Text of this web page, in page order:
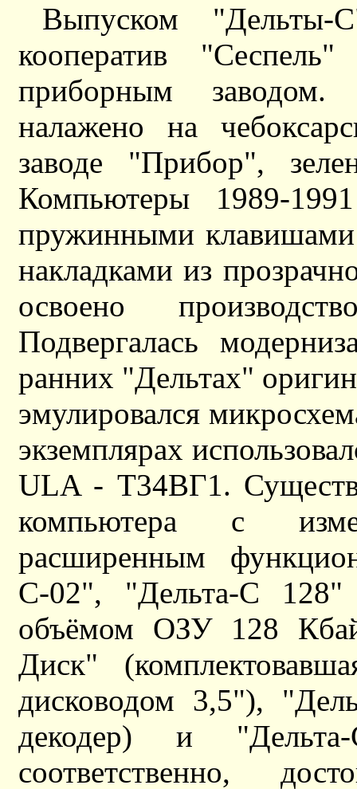
Выпуском
кооператив
приборным
налажено на
заводе "Прибор",
Компьютеры 1989-
пружинными
накладками из
освоено
Подвергалась
ранних "Дельтах"
эмулировался
экземплярах
ULA - Т34ВГ1.
компьютера с
расширенным
С-02", "Дельта-С
объёмом ОЗУ 128
Диск"
дисководом 3,5"),
декодер) и "Дельта-
соответственно,